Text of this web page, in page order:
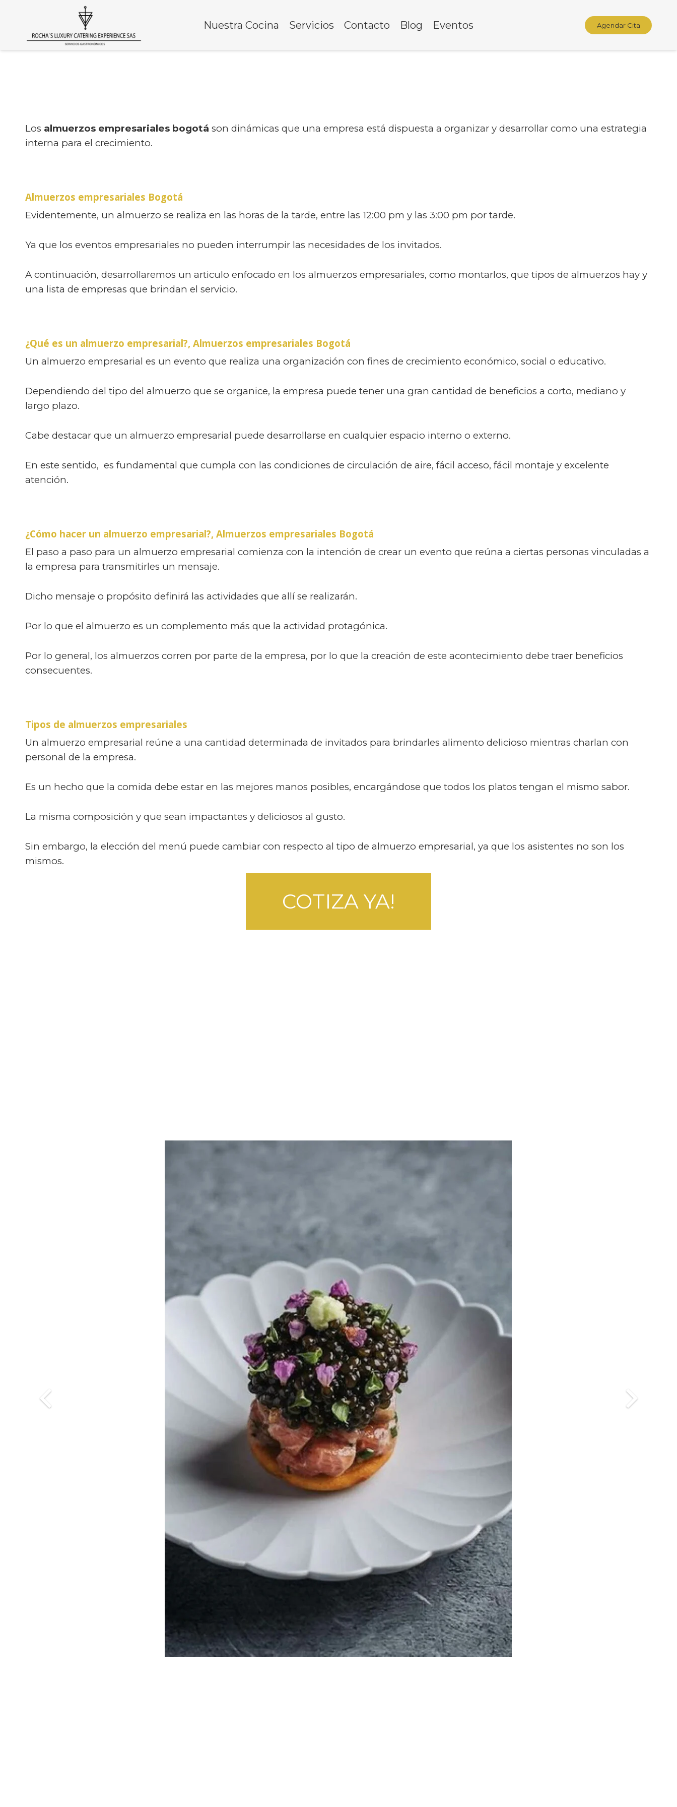
Nuestra Cocina Servicios Contacto Blog Eventos Agendar Cita
Los almuerzos empresariales bogotá son dinámicas que una empresa está dispuesta a organizar y desarrollar como una estrategia
interna para el crecimiento.
Almuerzos empresariales Bogotá
Evidentemente, un almuerzo se realiza en las horas de la tarde, entre las 12:00 pm y las 3:00 pm por tarde.
Ya que los eventos empresariales no pueden interrumpir las necesidades de los invitados.
A continuación, desarrollaremos un articulo enfocado en los almuerzos empresariales, como montarlos, que tipos de almuerzos hay y
una lista de empresas que brindan el servicio.
¿Qué es un almuerzo empresarial?, Almuerzos empresariales Bogotá
Un almuerzo empresarial es un evento que realiza una organización con fines de crecimiento económico, social o educativo.
Dependiendo del tipo del almuerzo que se organice, la empresa puede tener una gran cantidad de beneficios a corto, mediano y
largo plazo.
Cabe destacar que un almuerzo empresarial puede desarrollarse en cualquier espacio interno o externo.
En este sentido, es fundamental que cumpla con las condiciones de circulación de aire, fácil acceso, fácil montaje y excelente
atención.
¿Cómo hacer un almuerzo empresarial?, Almuerzos empresariales Bogotá
El paso a paso para un almuerzo empresarial comienza con la intención de crear un evento que reúna a ciertas personas vinculadas a
la empresa para transmitirles un mensaje.
Dicho mensaje o propósito definirá las actividades que allí se realizarán.
Por lo que el almuerzo es un complemento más que la actividad protagónica.
Por lo general, los almuerzos corren por parte de la empresa, por lo que la creación de este acontecimiento debe traer beneficios
consecuentes.
Tipos de almuerzos empresariales
Un almuerzo empresarial reúne a una cantidad determinada de invitados para brindarles alimento delicioso mientras charlan con
personal de la empresa.
Es un hecho que la comida debe estar en las mejores manos posibles, encargándose que todos los platos tengan el mismo sabor.
La misma composición y que sean impactantes y deliciosos al gusto.
Sin embargo, la elección del menú puede cambiar con respecto al tipo de almuerzo empresarial, ya que los asistentes no son los
mismos.
COTIZA YA!